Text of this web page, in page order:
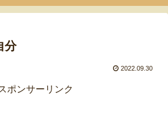
分
2022.09.30
ポンサーリンク